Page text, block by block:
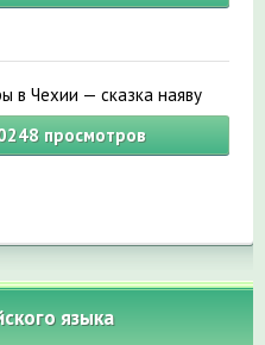
в Чехии — сказка наяву
просмотров
языка